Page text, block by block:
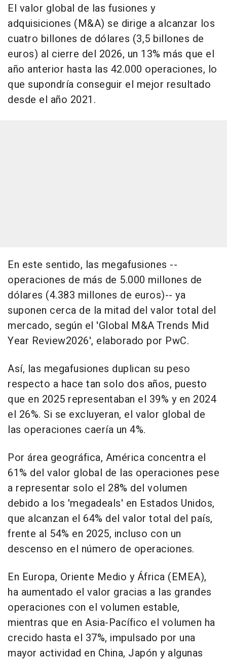
El valor global de las fusiones y
adquisiciones (M&A) se dirige a alcanzar los
cuatro billones de dólares (3,5 billones de
euros) al cierre del 2026, un 13% más que el
año anterior hasta las 42.000 operaciones, lo
que supondría conseguir el mejor resultado
desde el año 2021.
En este sentido, las megafusiones --
operaciones de más de 5.000 millones de
dólares (4.383 millones de euros)-- ya
suponen cerca de la mitad del valor total del
mercado, según el 'Global M&A Trends Mid
Year Review2026', elaborado por PwC.
Así, las megafusiones duplican su peso
respecto a hace tan solo dos años, puesto
que en 2025 representaban el 39% y en 2024
el 26%. Si se excluyeran, el valor global de
las operaciones caería un 4%.
Por área geográfica, América concentra el
61% del valor global de las operaciones pese
a representar solo el 28% del volumen
debido a los 'megadeals' en Estados Unidos,
que alcanzan el 64% del valor total del país,
frente al 54% en 2025, incluso con un
descenso en el número de operaciones.
En Europa, Oriente Medio y África (EMEA),
ha aumentado el valor gracias a las grandes
operaciones con el volumen estable,
mientras que en Asia-Pacífico el volumen ha
crecido hasta el 37%, impulsado por una
mayor actividad en China, Japón y algunas